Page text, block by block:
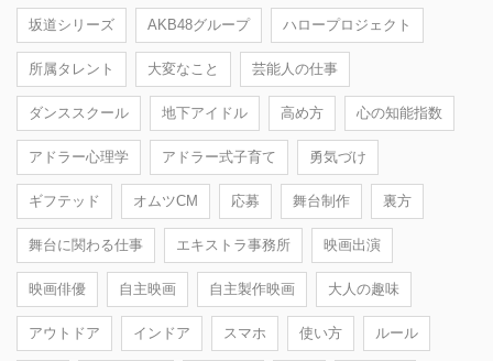
坂道シリーズ AKB48グループ ハロープロジェクト
所属タレント 大変なこと 芸能人の仕事
ダンススクール 地下アイドル 高め方 心の知能指数
アドラー心理学 アドラー式子育て 勇気づけ
ギフテッド オムツCM 応募 舞台制作 裏方
舞台に関わる仕事 エキストラ事務所 映画出演
映画俳優 自主映画 自主製作映画 大人の趣味
アウトドア インドア スマホ 使い方 ルール